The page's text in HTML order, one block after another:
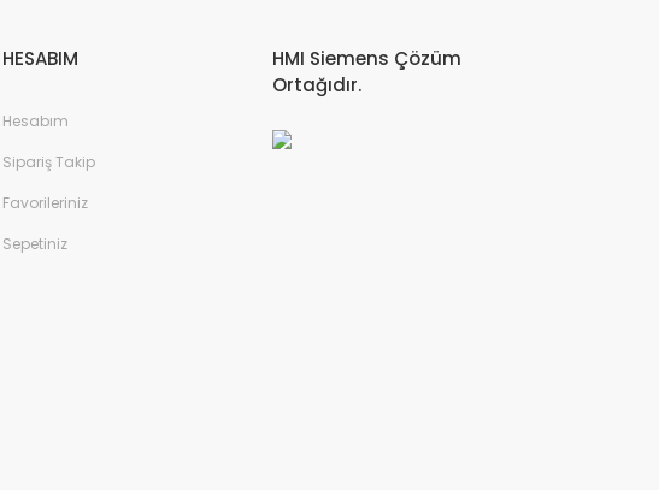
HESABIM
Hesabım
Sipariş Takip
Favorileriniz
Sepetiniz
HMI Siemens Çözüm
Ortağıdır.